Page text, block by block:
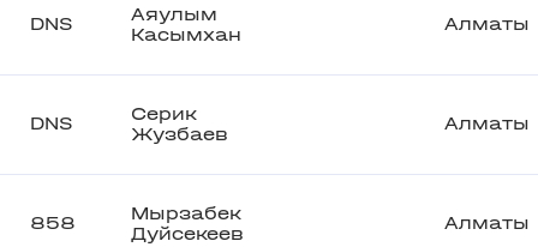
DNS
Аяулым
Касымхан
Алматы
DNS
Серик
Жузбаев
Алматы
858
Мырзабек
Дуйсекеев
Алматы